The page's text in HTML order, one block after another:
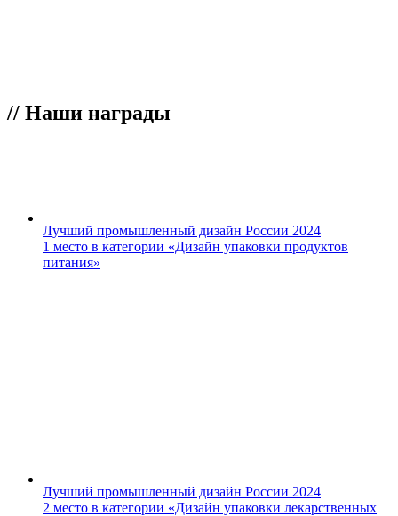
// Наши награды
Лучший промышленный дизайн России 2024
1 место в категории «Дизайн упаковки продуктов
питания»
Лучший промышленный дизайн России 2024
2 место в категории «Дизайн упаковки лекарственных